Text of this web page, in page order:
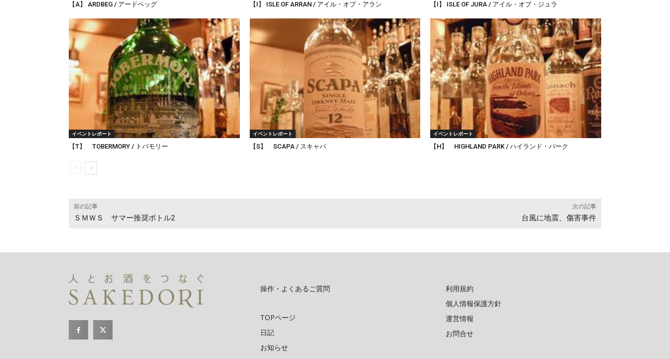
【A】 ARDBEG / アードベッグ 【I】 ISLE OF ARRAN / アイル・オブ・アラン 【I】 ISLE OF JURA / アイル・オブ・ジュラ
イベントレポート
【T】 TOBERMORY / トバモリー
イベントレポート
【S】 SCAPA / スキャパ
イベントレポート
【H】 HIGHLAND PARK / ハイランド・パーク
前の記事
ＳＭＷＳ サマー推奨ボトル2
次の記事
台風に地震、傷害事件
操作・よくあるご質問
TOPページ
日記
お知らせ
利用規約
個人情報保護方針
運営情報
お問合せ